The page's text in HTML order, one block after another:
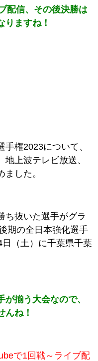
配信、その後決勝は
りますね！
権2023について、
上波テレビ放送、
した。
ち抜いた選手がグラ
期の全日本強化選手
（土）に千葉県千葉
揃う大会なので、
んね！
で1回戦～ライブ配